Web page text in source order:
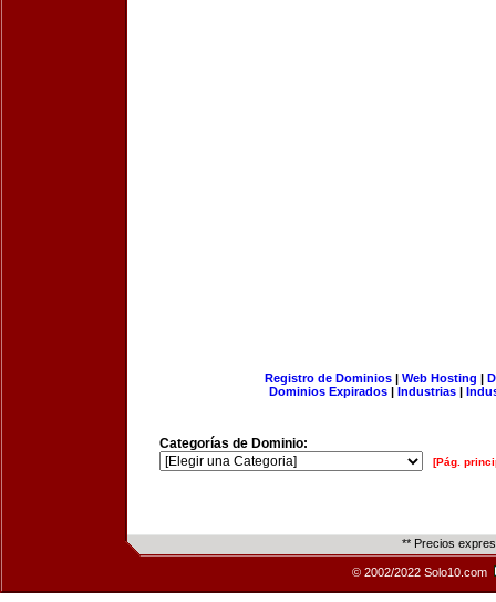
Registro de Dominios| Web Hosting |
Dominios Expirados | Industrias |
Categorías de Dominio:
[Pág.
** Precios
© 2002/2022 Solo10.com